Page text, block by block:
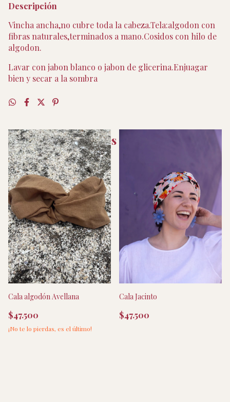
Descripción
Vincha ancha,no cubre toda la cabeza.Tela:algodon con
fibras naturales,terminados a mano.Cosidos con hilo de
algodon.
Lavar con jabon blanco o jabon de glicerina.Enjuagar
bien y secar a la sombra
Productos similares
Cala algodón Avellana
$47.500
¡No te lo pierdas, es el último!
Cala Jacinto
$47.500